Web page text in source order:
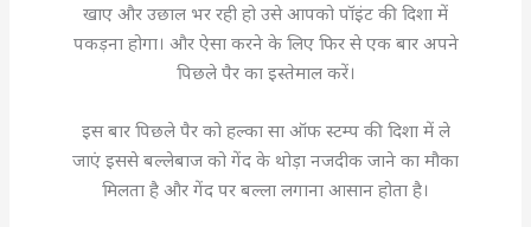
खाए और उछाल भर रही हो उसे आपको पॉइंट की दिशा में
पकड़ना होगा। और ऐसा करने के लिए फिर से एक बार अपने
पिछले पैर का इस्तेमाल करें।
इस बार पिछले पैर को हल्का सा ऑफ स्टम्प की दिशा में ले
जाएं इससे बल्लेबाज को गेंद के थोड़ा नजदीक जाने का मौका
मिलता है और गेंद पर बल्ला लगाना आसान होता है।